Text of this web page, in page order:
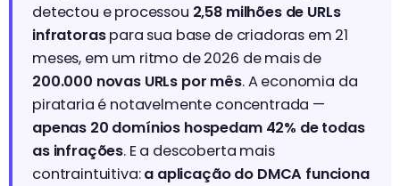
detectou e processou 2,58 milhões de URLs
infratoraspara sua base de criadoras em 21
meses, em um ritmo de 2026 de mais de
200.000 novas URLs por mês. A economia da
pirataria é notavelmente concentrada —
apenas 20 domínios hospedam 42% de todas
as infrações. E a descoberta mais
contraintuitiva:a aplicação do DMCA funciona